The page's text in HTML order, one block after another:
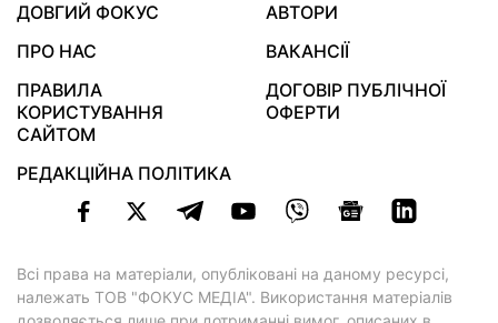
ДОВГИЙ ФОКУС
АВТОРИ
ПРО НАС
ВАКАНСІЇ
ПРАВИЛА
КОРИСТУВАННЯ
САЙТОМ
ДОГОВІР ПУБЛІЧНОЇ
ОФЕРТИ
РЕДАКЦІЙНА ПОЛІТИКА
Всі права на матеріали, опубліковані на даному ресурсі,
належать ТОВ "ФОКУС МЕДІА". Використання матеріалів